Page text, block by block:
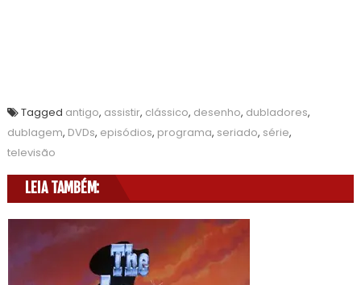
Tagged antigo, assistir, clássico, desenho, dubladores,
dublagem, DVDs, episódios, programa, seriado, série,
televisão
LEIA TAMBÉM: